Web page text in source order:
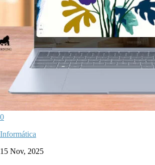
0
Informática
15 Nov, 2025